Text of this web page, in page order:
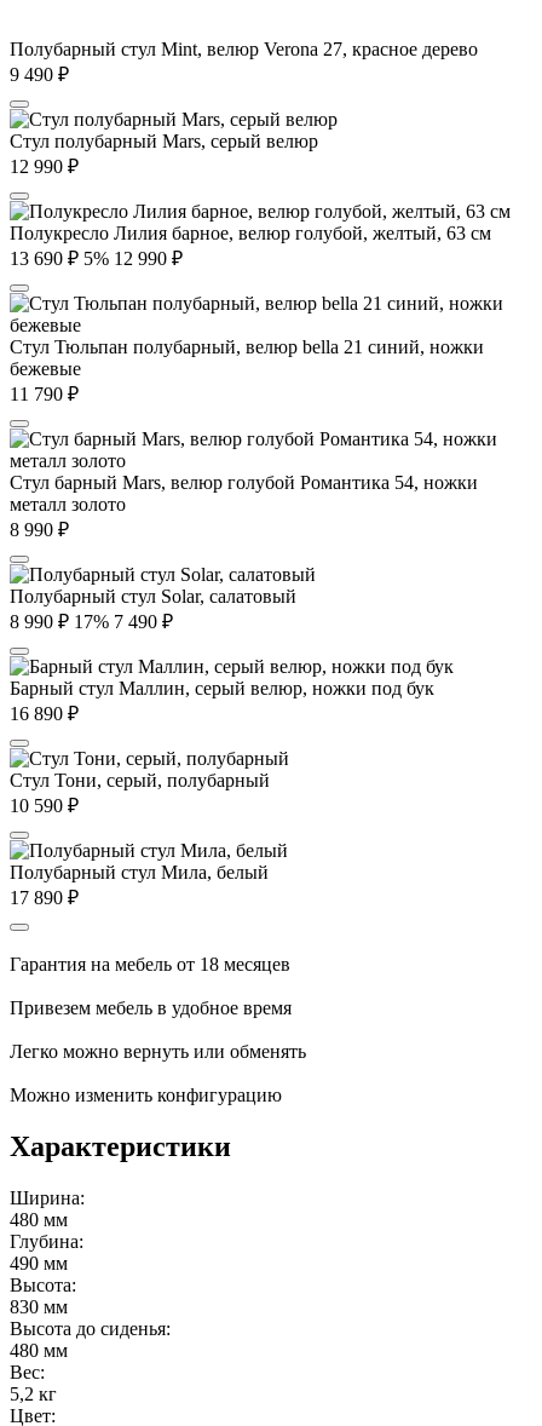
Полубарный стул Mint, велюр Verona 27, красное дерево
9 490 ₽
Стул полубарный Mars, серый велюр
12 990 ₽
Полукресло Лилия барное, велюр голубой, желтый, 63 см
13 690 ₽ 5% 12 990 ₽
Стул Тюльпан полубарный, велюр bella 21 синий, ножки
бежевые
11 790 ₽
Стул барный Mars, велюр голубой Романтика 54, ножки
металл золото
8 990 ₽
Полубарный стул Solar, салатовый
8 990 ₽ 17% 7 490 ₽
Барный стул Маллин, серый велюр, ножки под бук
16 890 ₽
Стул Тони, серый, полубарный
10 590 ₽
Полубарный стул Мила, белый
17 890 ₽
Гарантия на мебель от 18 месяцев
Привезем мебель в удобное время
Легко можно вернуть или обменять
Можно изменить конфигурацию
Характеристики
Ширина:
480 мм
Глубина:
490 мм
Высота:
830 мм
Высота до сиденья:
480 мм
Вес:
5,2 кг
Цвет: